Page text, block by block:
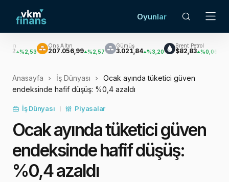
Oyunlar
Ons Altın
207.056,99 %2,57
Gümüş
3.021,84 %3,20
Brent Petrol
$82,83 %0,06 ₿
Anasayfa İş Dünyası
Ocak ayında tüketici güven
endeksinde hafif düşüş: %0,4 azaldı
İş Dünyası Piyasalar
Ocak ayında tüketici güven
endeksinde hafif düşüş:
%0,4 azaldı